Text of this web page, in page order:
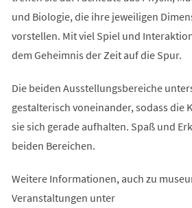
und Biologie, die ihre jeweiligen
vorstellen. Mit viel Spiel und
dem Geheimnis der Zeit auf die Spur.
Die beiden Ausstellungsbereiche
gestalterisch voneinander, sodass die
sie sich gerade aufhalten. Spaß und
beiden Bereichen.
Weitere Informationen, auch zu
Veranstaltungen unter